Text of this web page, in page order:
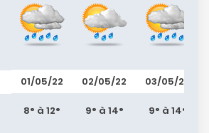
01/05/22
8° à 12°
02/05/22
9° à 14°
03/05/22
9° à 14°